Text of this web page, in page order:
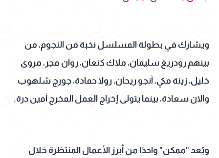
ويشارك في بطولة المسلسل نخبة من النجوم، من
بينهم رودريغ سليمان، ملاك كنعان، روان مجر، مروى
خليل، زينة مكي، أنجو ريحان، رولا حمادة، جورج شلهوب
وآلان سعادة، بينما يتولى إخراج العمل المخرج أمين درة.
ويُعد "ممكن" واحدًا من أبرز الأعمال المنتظرة خلال